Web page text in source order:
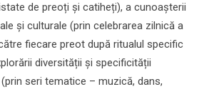
de preoți și catiheți), a cunoașterii
și culturale (prin celebrarea zilnică a
fiecare preot după ritualul specific
diversității și specificității
seri tematice – muzică, dans,